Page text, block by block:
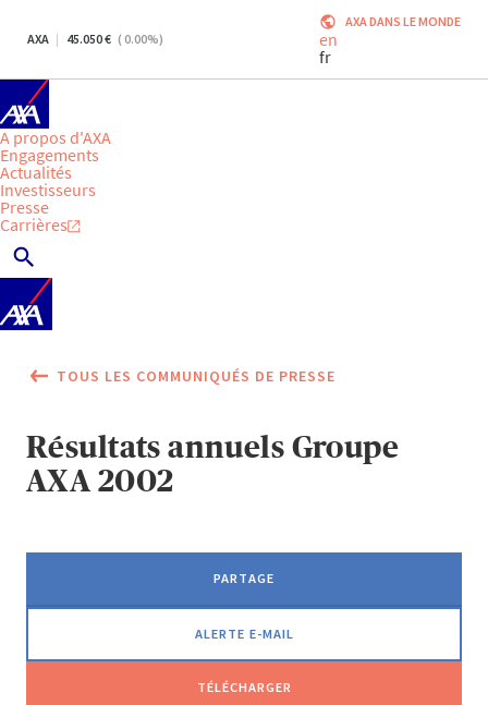
AXA 45.050 ( 0.00%)
AXA DANS LE MONDE
en
fr
A propos d'AXA
Engagements
Actualités
Investisseurs
Presse
Carrières
TOUS LES COMMUNIQUÉS DE PRESSE
Résultats annuels Groupe
AXA 2002
PARTAGE
ALERTE E-MAIL
TÉLÉCHARGER